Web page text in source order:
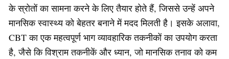
के स्रोतों का सामना करने के लिए तैयार होते हैं, जिससे उन्हें अपने
मानसिक स्वास्थ्य को बेहतर बनाने में मदद मिलती है। इसके अलावा,
CBT का एक महत्वपूर्ण भाग व्यावहारिक तकनीकों का उपयोग करता
है, जैसे कि विश्राम तकनीकें और ध्यान, जो मानसिक तनाव को कम